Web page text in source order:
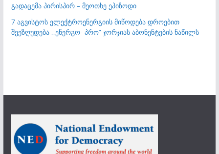
გადაცემა პირისპირ – მეოთხე ეპიზოდი
7 აგვისტოს ელექტროენერგიის მიწოდება დროებით
შეეზღუდება ,,ენერგო- პრო” ჯორჯიას აბონენტების ნაწილს